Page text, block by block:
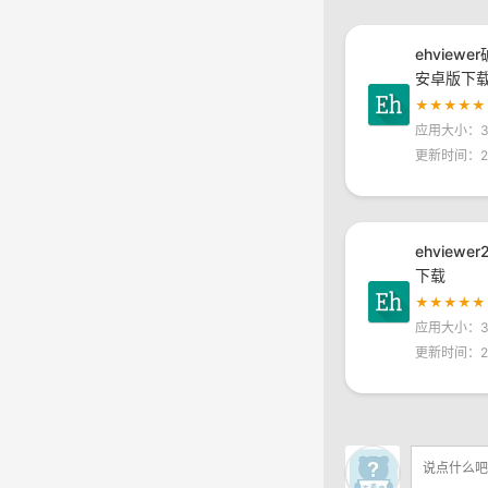
ehviewer
安卓版下
★★★★★
应用大小：
更新时间
下载
★★★★★
应用大小：
更新时间